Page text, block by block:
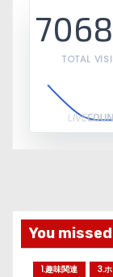
TOTAL
You missed
1.趣味関連 3.